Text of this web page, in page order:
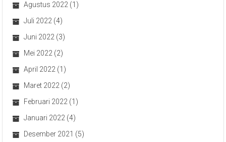
Agustus 2022 (1)
Juli 2022 (4)
Juni 2022 (3)
Mei 2022 (2)
April 2022 (1)
Maret 2022 (2)
Februari 2022 (1)
Januari 2022 (4)
Desember 2021 (5)